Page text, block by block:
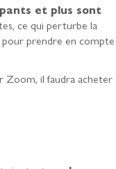
et plus sont
ce qui perturbe la
pour prendre en compte
Zoom, il faudra acheter